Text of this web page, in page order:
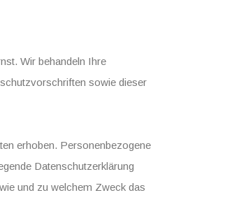
Wir behandeln Ihre
sowie dieser
erhoben. Personenbezogene
Datenschutzerklärung
und zu welchem Zweck das